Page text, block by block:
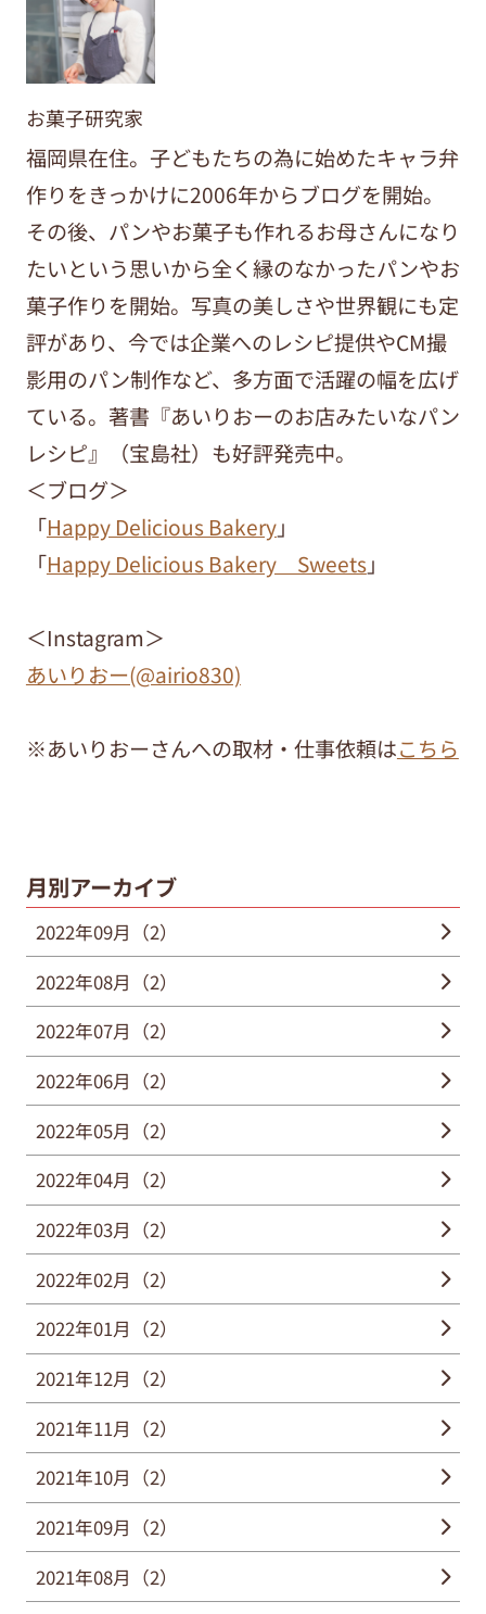
お菓子研究家
福岡県在住。子どもたちの為に始めたキャラ弁
作りをきっかけに2006年からブログを開始。
その後、パンやお菓子も作れるお母さんになり
たいという思いから全く縁のなかったパンやお
菓子作りを開始。写真の美しさや世界観にも定
評があり、今では企業へのレシピ提供やCM撮
影用のパン制作など、多方面で活躍の幅を広げ
ている。著書『あいりおーのお店みたいなパン
レシピ』（宝島社）も好評発売中。
＜ブログ＞
「Happy Delicious Bakery」
「Happy Delicious Bakery Sweets」
＜Instagram＞
あいりおー(@airio830)
※あいりおーさんへの取材・仕事依頼はこちら
月別アーカイブ
2022年09月（2）
2022年08月（2）
2022年07月（2）
2022年06月（2）
2022年05月（2）
2022年04月（2）
2022年03月（2）
2022年02月（2）
2022年01月（2）
2021年12月（2）
2021年11月（2）
2021年10月（2）
2021年09月（2）
2021年08月（2）